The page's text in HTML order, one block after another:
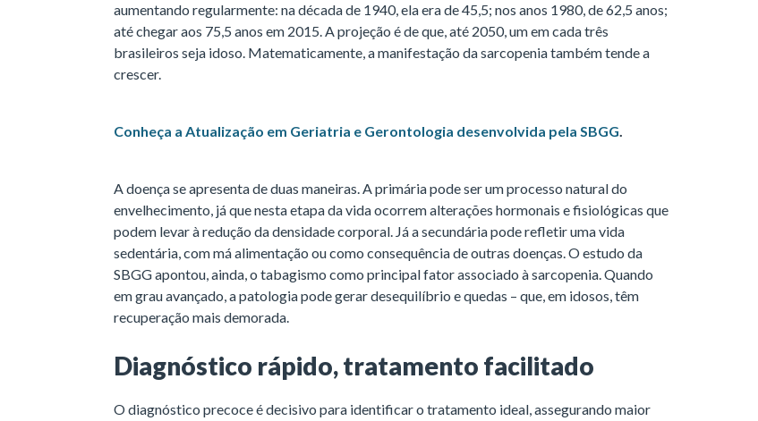
aumentando regularmente: na década de 1940, ela era de 45,5; nos anos 1980, de 62,5 anos;
até chegar aos 75,5 anos em 2015. A projeção é de que, até 2050, um em cada três
brasileiros seja idoso. Matematicamente, a manifestação da sarcopenia também tende a
crescer.
Conheça a Atualização em Geriatria e Gerontologia desenvolvida pela SBGG.
A doença se apresenta de duas maneiras. A primária pode ser um processo natural do
envelhecimento, já que nesta etapa da vida ocorrem alterações hormonais e fisiológicas que
podem levar à redução da densidade corporal. Já a secundária pode refletir uma vida
sedentária, com má alimentação ou como consequência de outras doenças. O estudo da
SBGG apontou, ainda, o tabagismo como principal fator associado à sarcopenia. Quando
em grau avançado, a patologia pode gerar desequilíbrio e quedas – que, em idosos, têm
recuperação mais demorada.
Diagnóstico rápido, tratamento facilitado
O diagnóstico precoce é decisivo para identificar o tratamento ideal, assegurando maior